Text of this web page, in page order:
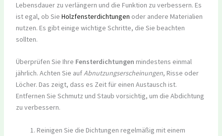
Lebensdauer zu verlängern und die Funktion zu verbessern. Es
ist egal, ob Sie Holzfensterdichtungen oder andere Materialien
nutzen. Es gibt einige wichtige Schritte, die Sie beachten
sollten.
Überprüfen Sie Ihre Fensterdichtungen mindestens einmal
jährlich. Achten Sie aufAbnutzungserscheinungen, Risse oder
Löcher. Das zeigt, dass es Zeit für einen Austausch ist.
Entfernen Sie Schmutz und Staub vorsichtig, um die Abdichtung
zu verbessern.
Reinigen Sie die Dichtungen regelmäßig mit einem